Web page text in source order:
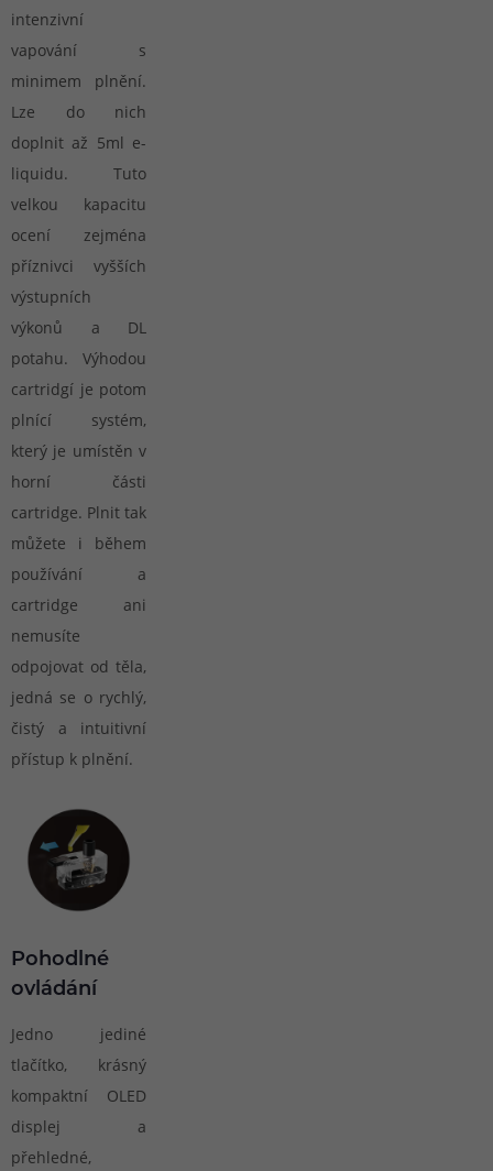
intenzivní
vapování s
minimem plnění.
Lze do nich
doplnit až 5ml e-
liquidu. Tuto
velkou kapacitu
ocení zejména
příznivci vyšších
výstupních
výkonů a DL
potahu. Výhodou
cartridgí je potom
plnící systém,
který je umístěn v
horní části
cartridge. Plnit tak
můžete i během
používání a
cartridge ani
nemusíte
odpojovat od těla,
jedná se o rychlý,
čistý a intuitivní
přístup k plnění.
Pohodlné
ovládání
Jedno jediné
tlačítko, krásný
kompaktní OLED
displej a
přehledné,